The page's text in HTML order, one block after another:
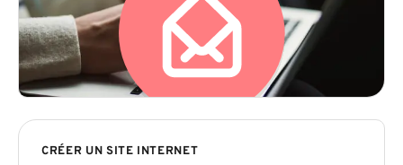
CRÉER UN SITE INTERNET